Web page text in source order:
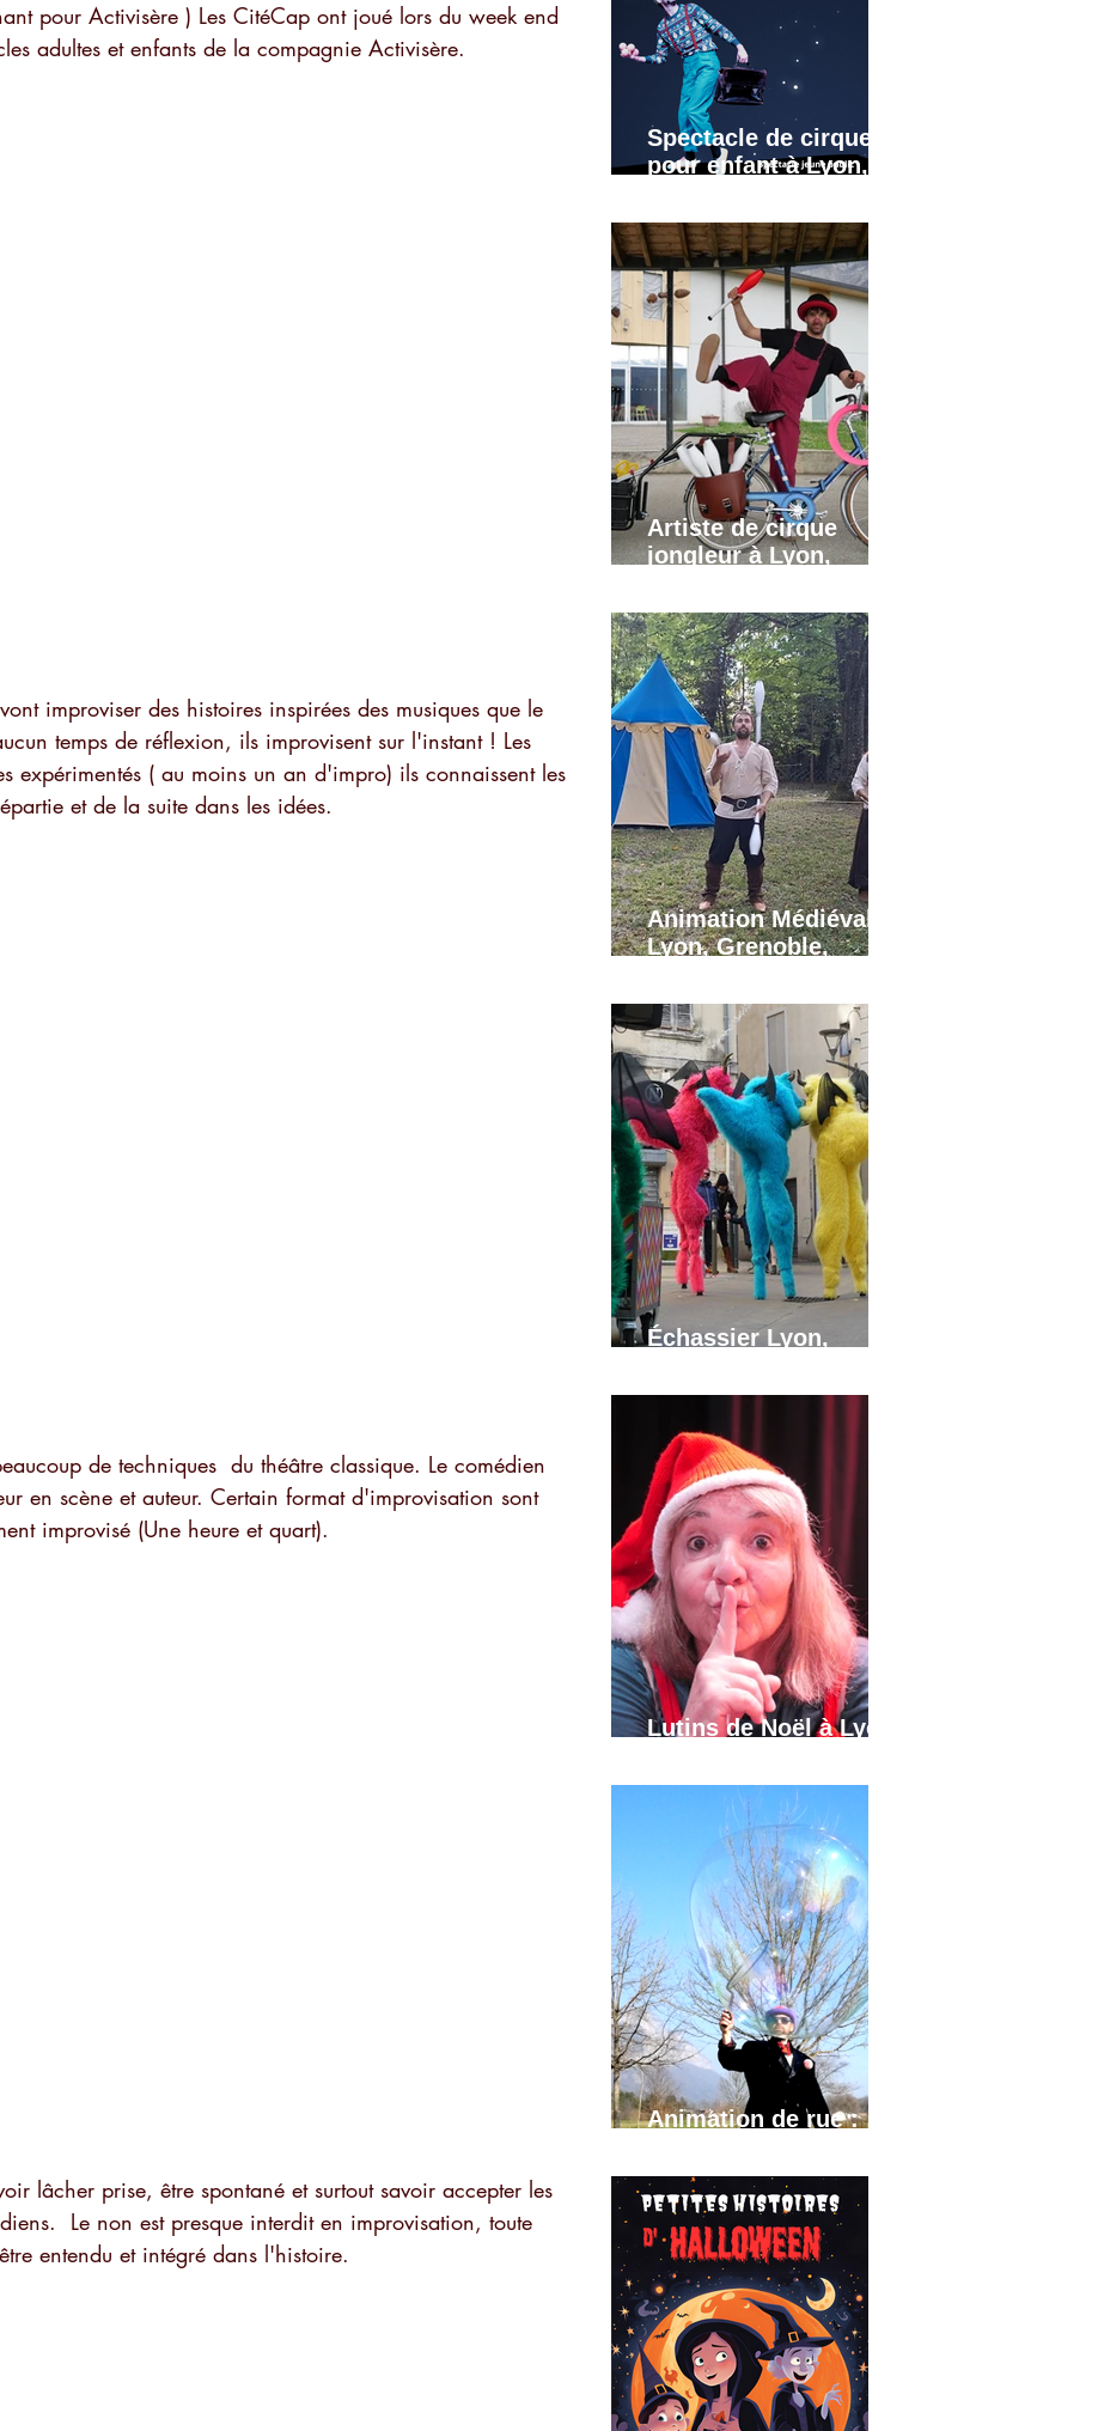
pour Activisère ) Les CitéCap ont joué lors du week end
adultes et enfants de la compagnie Activisère.
improviser des histoires inspirées des musiques que le
temps de réflexion, ils improvisent sur l'instant ! Les
expérimentés ( au moins un an d'impro) ils connaissent les
et de la suite dans les idées.
de techniques  du théâtre classique. Le comédien
en scène et auteur. Certain format d'improvisation sont
improvisé (Une heure et quart).
lâcher prise, être spontané et surtout savoir accepter les
Le non est presque interdit en improvisation, toute
entendu et intégré dans l'histoire.
Spectacle de cirque
pour enfant à Lyon,
Annecy, Annemasse.
Artiste de cirque
jongleur à Lyon,
Valence, Annemasse.
Animation Médiévale
Lyon, Grenoble,
Échassier Lyon,
Lutins de Noël à Lyon,
Animation de rue :